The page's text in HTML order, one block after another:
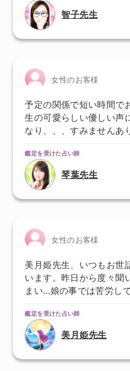
智子先生
女性のお客様
予定の関係で短い時間で
生の可愛らしい優しい声
なり、、、すみませんあ
鑑定を受けた占い師
琴葉先生
女性のお客様
美月姫先生、いつもお世
います。昨日から度々聞
まい…娘の事では苦労し
鑑定を受けた占い師
美月姫先生